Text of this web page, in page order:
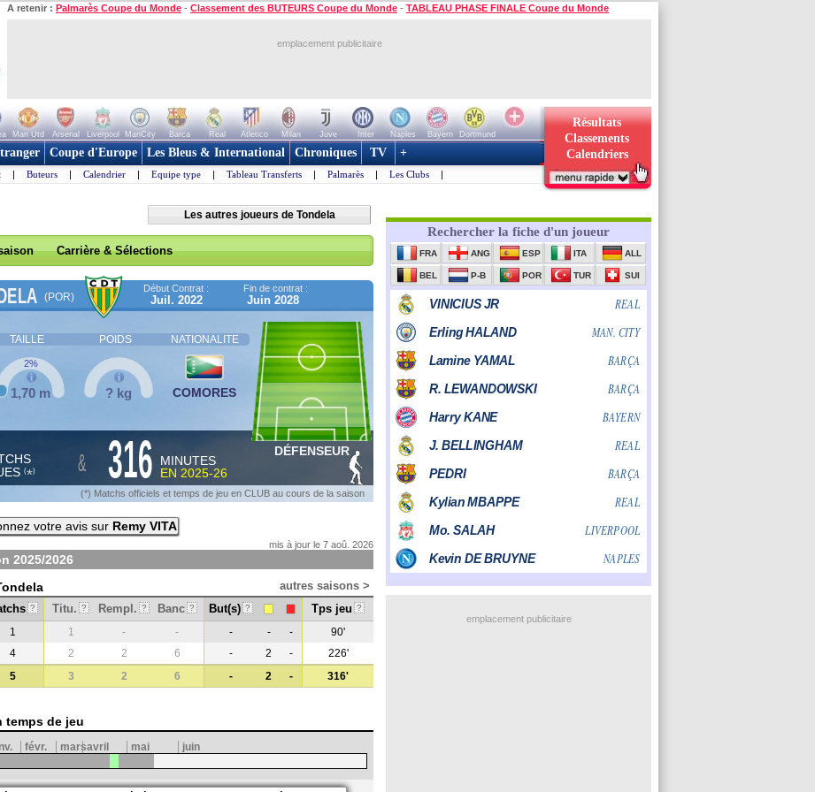
A retenir : Palmarès Coupe du Monde - Classement des BUTEURS Coupe du Monde - TABLEAU PHASE FINALE Coupe du Monde
emplacement publicitaire
Man Utd Arsenal Liverpool ManCity Barca Real Atletico Milan Juve Inter Naples Bayern
Dortmund
Résultats
Classements
Calendriers
Coupe d'Europe Les Bleus & International Chroniques TV +
| Buteurs | Calendrier | Equipe type | Tableau Transferts | Palmarès | Les Clubs |
Les autres joueurs de Tondela
Carrière & Sélections
(POR)
Début Contrat :
Juil. 2022
Fin de contrat :
Juin 2028
TAILLE POIDS NATIONALITE
1,70 m
2%
? kg COMORES
(*) & 316
MINUTES
EN 2025-26
DÉFENSEUR
(*) Matchs officiels et temps de jeu en CLUB au cours de la saison
votre avis sur Remy VITA
mis à jour le 7 aoû. 2026
2025/2026
autres saisons >
? Titu. ? Rempl. ? Banc ? But(s) ? Tps jeu ?
1 1 - - - - -
90'
4 2 2 6 - 2 -
226'
5 3 2 6 - 2 - 316'
temps de jeu
févr. marsavril mai juin
emplacement publicitaire